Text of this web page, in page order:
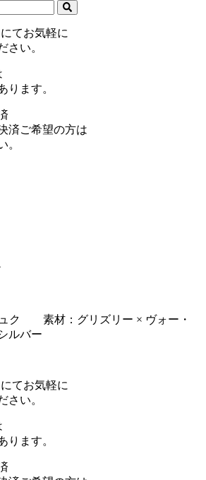
てお気軽に
さい。
ります。
済ご希望の方は
。
ク 素材：グリズリー × ヴォー・
ルバー
てお気軽に
さい。
ります。